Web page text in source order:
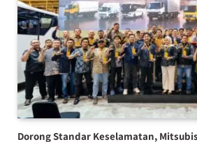
Dorong Standar Keselamatan,